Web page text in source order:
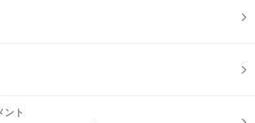
ント